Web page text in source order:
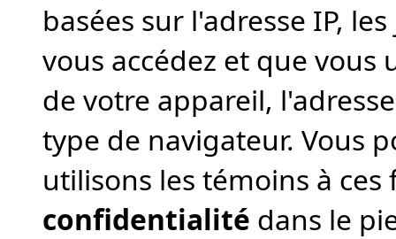
basées sur l'adresse IP,
vous accédez et que vous
de votre appareil,
type de navigateur. Vous
utilisons les témoins à
confidentialité dans le